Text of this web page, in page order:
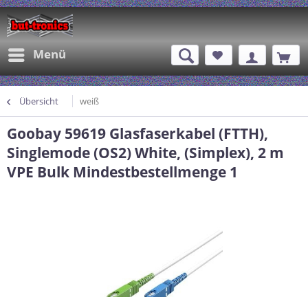
Menü
Übersicht weiß
Goobay 59619 Glasfaserkabel (FTTH),
Singlemode (OS2) White, (Simplex), 2 m
VPE Bulk Mindestbestellmenge 1